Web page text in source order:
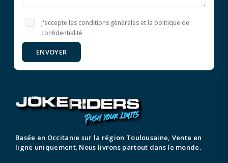
J'accepte les conditions générales et la politique de
confidentialité
ENVOYER
Basée en Occitanie sur la région Toulousaine, Vente en
ligne uniquement. Nous livrons partout dans le monde.